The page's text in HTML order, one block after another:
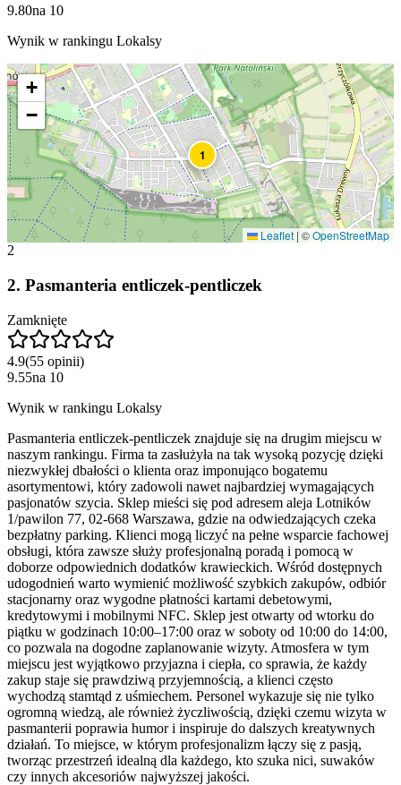
9.80na 10
Wynik w rankingu Lokalsy
1
+
−
Leaflet | ©OpenStreetMap
2
2. Pasmanteria entliczek-pentliczek
Zamknięte
4.9(55 opinii)
9.55na 10
Wynik w rankingu Lokalsy
Pasmanteria entliczek-pentliczek znajduje się na drugim miejscu w
naszym rankingu. Firma ta zasłużyła na tak wysoką pozycję dzięki
niezwykłej dbałości o klienta oraz imponująco bogatemu
asortymentowi, który zadowoli nawet najbardziej wymagających
pasjonatów szycia. Sklep mieści się pod adresem aleja Lotników
1/pawilon 77, 02-668 Warszawa, gdzie na odwiedzających czeka
bezpłatny parking. Klienci mogą liczyć na pełne wsparcie fachowej
obsługi, która zawsze służy profesjonalną poradą i pomocą w
doborze odpowiednich dodatków krawieckich. Wśród dostępnych
udogodnień warto wymienić możliwość szybkich zakupów, odbiór
stacjonarny oraz wygodne płatności kartami debetowymi,
kredytowymi i mobilnymi NFC. Sklep jest otwarty od wtorku do
piątku w godzinach 10:00–17:00 oraz w soboty od 10:00 do 14:00,
co pozwala na dogodne zaplanowanie wizyty. Atmosfera w tym
miejscu jest wyjątkowo przyjazna i ciepła, co sprawia, że każdy
zakup staje się prawdziwą przyjemnością, a klienci często
wychodzą stamtąd z uśmiechem. Personel wykazuje się nie tylko
ogromną wiedzą, ale również życzliwością, dzięki czemu wizyta w
pasmanterii poprawia humor i inspiruje do dalszych kreatywnych
działań. To miejsce, w którym profesjonalizm łączy się z pasją,
tworząc przestrzeń idealną dla każdego, kto szuka nici, suwaków
czy innych akcesoriów najwyższej jakości.